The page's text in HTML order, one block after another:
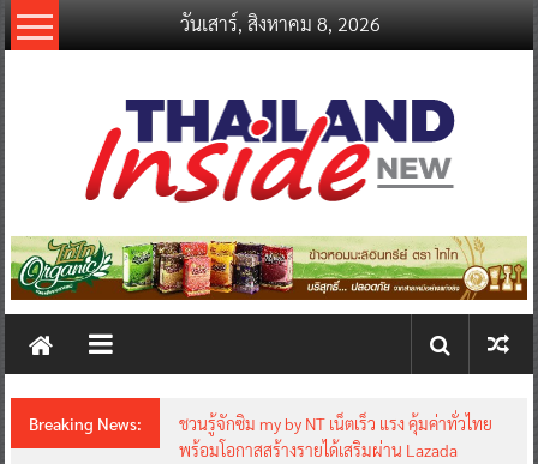
Skip
to
วันเสาร์, สิงหาคม 8, 2026
thailandinsidenew.com
Thailand
New
Breaking News:
ชวนรู้จักซิม my by NT เน็ตเร็ว แรง คุ้มค่าทั่วไทย
พร้อมโอกาสสร้างรายได้เสริมผ่าน Lazada